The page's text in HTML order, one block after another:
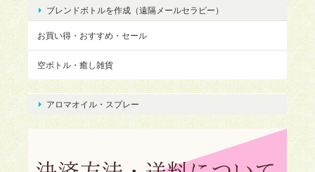
ブレンドボトルを作成（遠隔メールセラピー）
お買い得・おすすめ・セール
空ボトル・癒し雑貨
アロマオイル・スプレー